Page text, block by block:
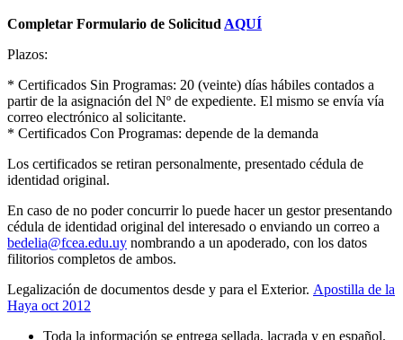
Completar Formulario de SolicitudAQUÍ
Plazos:
* Certificados Sin Programas: 20 (veinte) días hábiles contados a
partir de la asignación del Nº de expediente. El mismo se envía vía
correo electrónico al solicitante.
* Certificados Con Programas: depende de la demanda
Los certificados se retiran personalmente, presentado cédula de
identidad original.
En caso de no poder concurrir lo puede hacer un gestor presentando
cédula de identidad original del interesado o enviando un correo a
bedelia@fcea.edu.uy nombrando a un apoderado, con los datos
filitorios completos de ambos.
Legalización de documentos desde y para el Exterior. Apostilla de la
Haya oct 2012
Toda la información se entrega sellada, lacrada y en español.